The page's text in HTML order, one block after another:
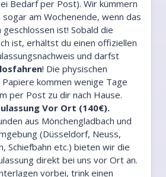
Bedarf per Post). Wir kümmern
sogar am Wochenende, wenn das
ist! Sobald die
ist, erhältst du einen offiziellen
und darfst
! Die physischen
kommen wenige Tage
per Post zu dir nach Hause.
Vor Ort (140€).
aus Mönchengladbach und
(Düsseldorf, Neuss,
Schiefbahn etc.) bieten wir die
direkt bei uns vor Ort an.
vorbei, trink einen